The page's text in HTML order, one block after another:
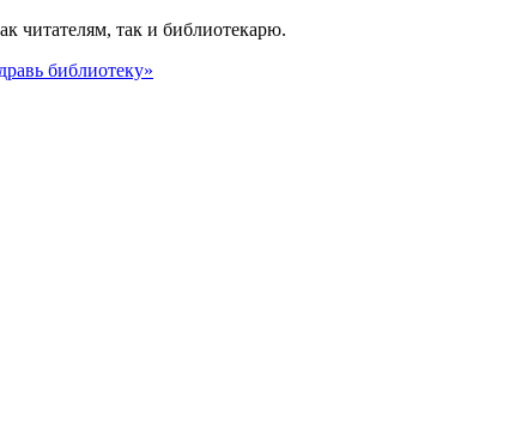
читателям, так и библиотекарю.